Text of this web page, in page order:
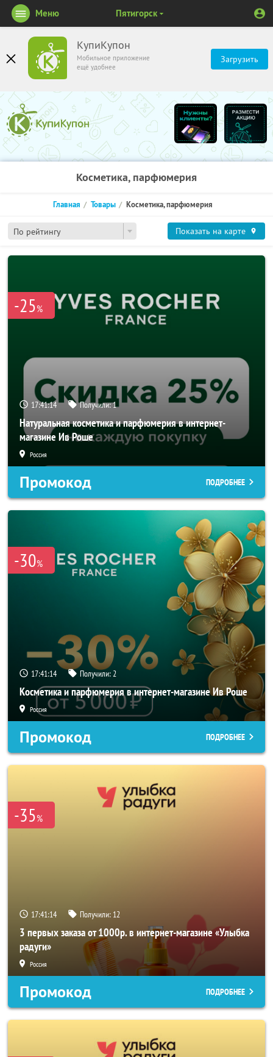
КупиКупон
Мобильное приложение
ещё удобнее
Загрузить
Меню Пятигорск
Косметика, парфюмерия
По рейтингу
Главная Товары Косметика, парфюмерия
Показать на карте
-25%
17:41:14 Получили:1
Натуральная косметика и парфюмерия в интернет-
магазине Ив Роше
Россия
Промокод ПОДРОБНЕЕ
-30%
17:41:14 Получили:2
Косметика и парфюмерия в интернет-магазине Ив Роше
Россия
Промокод ПОДРОБНЕЕ
-35%
17:41:14 Получили: 12
3 первых заказа от 1000р. в интернет-магазине «Улыбка
радуги»
Россия
Промокод ПОДРОБНЕЕ